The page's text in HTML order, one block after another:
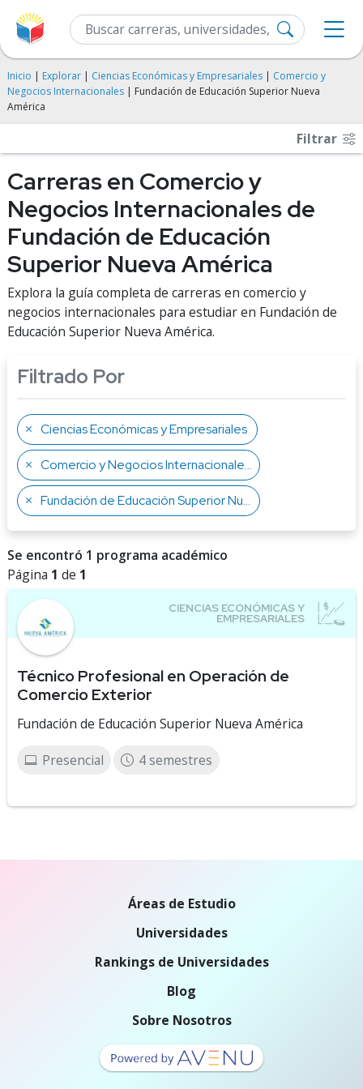
Inicio | Explorar | Ciencias Económicas y Empresariales | Comercio y
Negocios Internacionales | Fundación de Educación Superior Nueva
América
Filtrar
Carreras en Comercio y
Negocios Internacionales de
Fundación de Educación
Superior Nueva América
Explora la guía completa de carreras en comercio y
negocios internacionales para estudiar en Fundación de
Educación Superior Nueva América.
Filtrado Por
Ciencias Económicas y Empresariales
Comercio y Negocios Internacionales
Fundación de Educación Superior Nueva América
Se encontró 1 programa académico
Página 1 de 1
Técnico Profesional en Operación de
Comercio Exterior
Fundación de Educación Superior Nueva América
Presencial 4 semestres
Áreas de Estudio
Universidades
Rankings de Universidades
Blog
Sobre Nosotros